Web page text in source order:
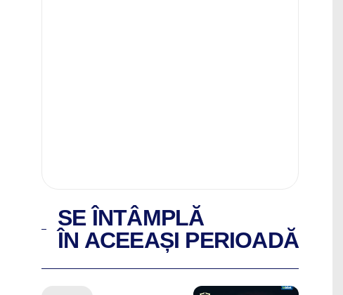
SE ÎNTÂMPLĂ
ÎN ACEEAȘI PERIOADĂ